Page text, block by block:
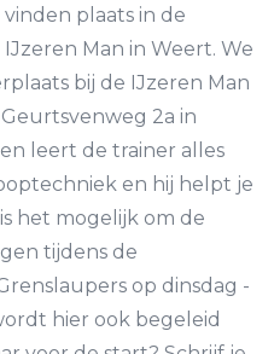
plaats in de
Man in Weert. We
bij de IJzeren Man
2a in
leert de trainer alles
en hij helpt je
het mogelijk om de
tijdens de
op dinsdag -
hier ook begeleid